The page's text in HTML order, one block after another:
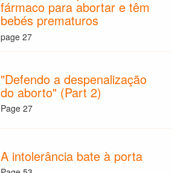
fármaco para abortar e têm
bebés prematuros
page 27
"Defendo a despenalização
do aborto" (Part 2)
Page 27
A intolerância bate à porta